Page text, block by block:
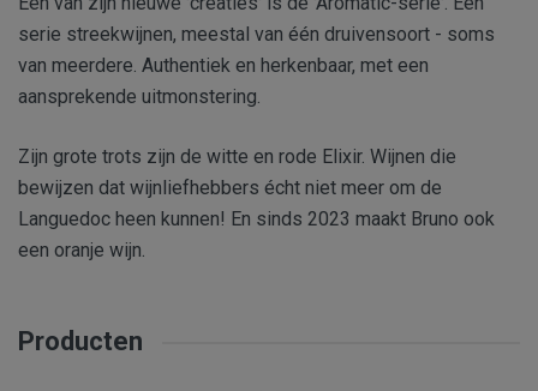
serie streekwijnen, meestal van één druivensoort - soms
van meerdere. Authentiek en herkenbaar, met een
aansprekende uitmonstering.
Zijn grote trots zijn de witte en rode Elixir. Wijnen die
bewijzen dat wijnliefhebbers écht niet meer om de
Languedoc heen kunnen! En sinds 2023 maakt Bruno ook
een oranje wijn.
Producten